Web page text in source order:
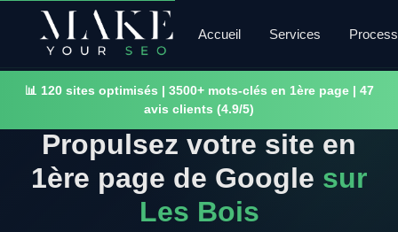
Accueil Services
📊 120 sites optimisés | 3500+ mots-clés en 1ère page | 47
avis clients (4.9/5)
Propulsez votre site en
1ère page de Google sur
Les Bois